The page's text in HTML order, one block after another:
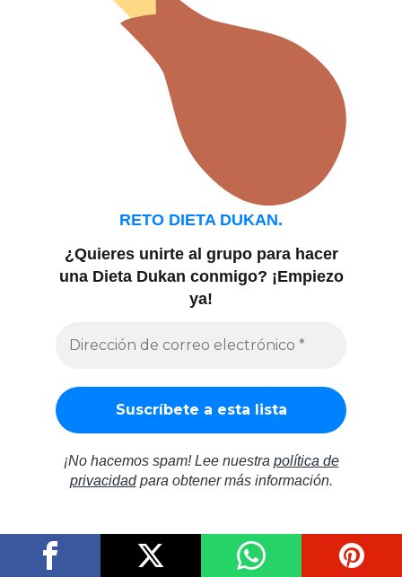
RETO DIETA DUKAN.
¿Quieres unirte al grupo para hacer
una Dieta Dukan conmigo? ¡Empiezo
ya!
¡No hacemos spam! Lee nuestra política de
privacidadpara obtener más información.
Aquí puedes consultar